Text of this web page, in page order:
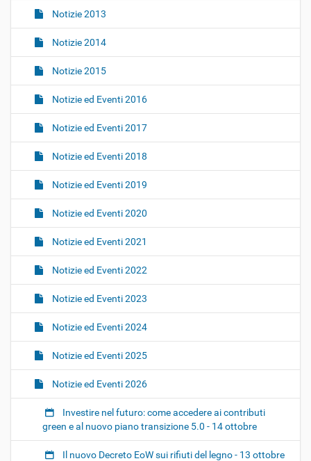
Notizie 2013
Notizie 2014
Notizie 2015
Notizie ed Eventi 2016
Notizie ed Eventi 2017
Notizie ed Eventi 2018
Notizie ed Eventi 2019
Notizie ed Eventi 2020
Notizie ed Eventi 2021
Notizie ed Eventi 2022
Notizie ed Eventi 2023
Notizie ed Eventi 2024
Notizie ed Eventi 2025
Notizie ed Eventi 2026
Investire nel futuro: come accedere ai contributi
green e al nuovo piano transizione 5.0 - 14 ottobre
Il nuovo Decreto EoW sui rifiuti del legno - 13 ottobre